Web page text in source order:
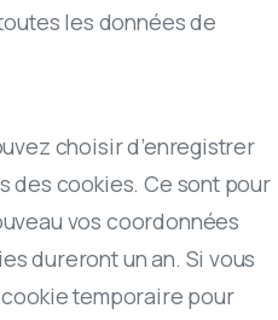
les données de
choisir d’enregistrer
des cookies. Ce sont pour
vos coordonnées
dureront un an. Si vous
temporaire pour